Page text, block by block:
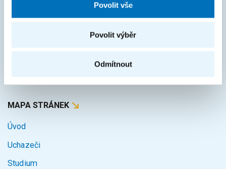
Povolit vše
Povolit výběr
Odmítnout
Rozcestník systémů
MAPA STRÁNEK
Úvod
Uchazeči
Studium